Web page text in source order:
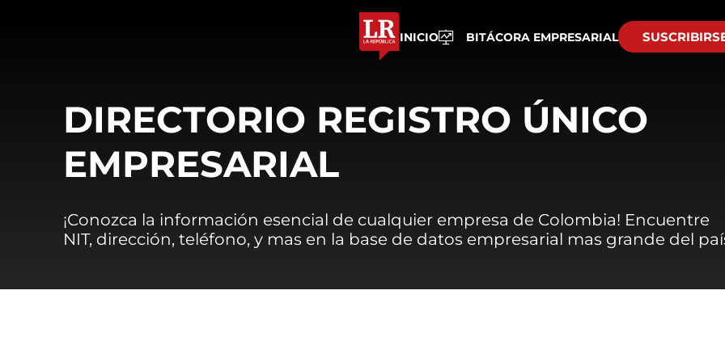
INICIO BITÁCORA EMPRESARIAL
DIRECTORIO REGISTRO ÚNICO
EMPRESARIAL
¡Conozca la información esencial de cualquier empresa de Colombia! Encuentre
NIT, dirección, teléfono, y mas en la base de datos empresarial mas grande del